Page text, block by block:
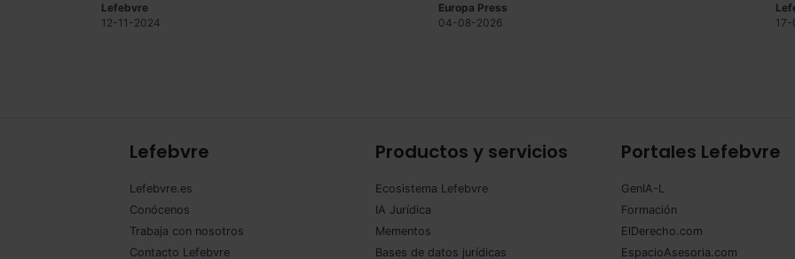
la soledad no deseada en el entorno de
trabajo.
Lefebvre
12-11-2024
destinado el 0,7% de su Impuesto de
Sociedades a proyectos con fines sociales
Europa Press
04-08-2026
Lefebvre
Lefebvre.es
Conócenos
Trabaja con nosotros
Contacto Lefebvre
Productos y servicios
Ecosistema Lefebvre
IA Jurídica
Mementos
Bases de datos jurídicas
Portales Lefebvre
GenIA-L
Formación
ElDerecho.com
EspacioAsesoria.com